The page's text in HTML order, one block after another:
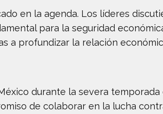
en la agenda. Los líderes
para la seguridad
a profundizar la relación
durante la severa temporada
de colaborar en la lucha